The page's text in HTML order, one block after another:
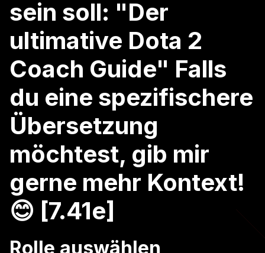
sein soll: "Der
ultimative Dota 2
Coach Guide" Falls
du eine spezifischere
Übersetzung
möchtest, gib mir
gerne mehr Kontext!
😊 [7.41e]
Rolle auswählen